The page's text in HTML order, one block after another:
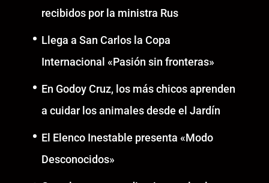
recibidos por la ministra Rus
Llega a San Carlos la Copa
Internacional «Pasión sin fronteras»
En Godoy Cruz, los más chicos aprenden
a cuidar los animales desde el Jardín
El Elenco Inestable presenta «Modo
Desconocidos»